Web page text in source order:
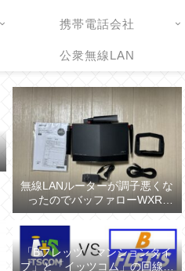
携帯電話会社
公衆無線LAN
無線LANルーターが調子悪くな
ったのでバッファローWXR-
5700AX7Sに買い換えた
「Bフレッツ マンションタイ
プ」と「イッツコム」の回線ス